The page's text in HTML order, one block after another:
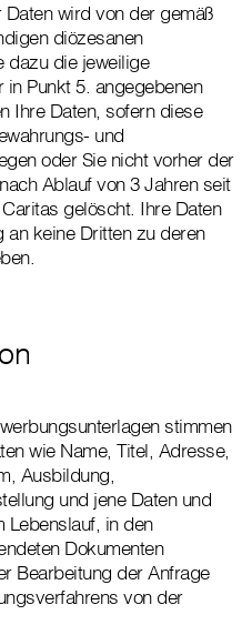
wird von der gemäß
diözesanen
dazu die jeweilige
Punkt 5. angegebenen
Ihre Daten, sofern diese
und
oder Sie nicht vorher der
Ablauf von 3 Jahren seit
gelöscht. Ihre Daten
an keine Dritten zu deren
stimmen
wie Name, Titel, Adresse,
Ausbildung,
und jene Daten und
Lebenslauf, in den
Dokumenten
Bearbeitung der Anfrage
von der